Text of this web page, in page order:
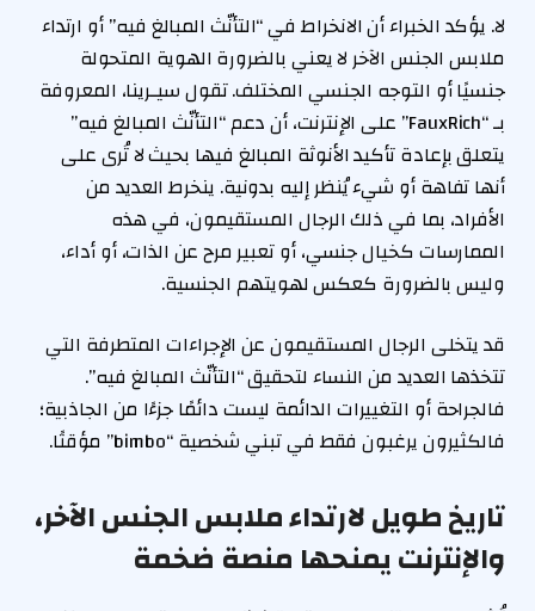
لا. يؤكد الخبراء أن الانخراط في “التأنّث المبالغ فيه” أو ارتداء
ملابس الجنس الآخر لا يعني بالضرورة الهوية المتحولة
جنسيًا أو التوجه الجنسي المختلف. تقول سيـرينا، المعروفة
بـ “FauxRich” على الإنترنت، أن دعم “التأنّث المبالغ فيه”
يتعلق بإعادة تأكيد الأنوثة المبالغ فيها بحيث لا تُرى على
أنها تفاهة أو شيء يُنظر إليه بدونية. ينخرط العديد من
الأفراد، بما في ذلك الرجال المستقيمون، في هذه
الممارسات كخيال جنسي، أو تعبير مرح عن الذات، أو أداء،
وليس بالضرورة كعكس لهويتهم الجنسية.
قد يتخلى الرجال المستقيمون عن الإجراءات المتطرفة التي
تتخذها العديد من النساء لتحقيق “التأنّث المبالغ فيه”.
فالجراحة أو التغييرات الدائمة ليست دائمًا جزءًا من الجاذبية؛
فالكثيرون يرغبون فقط في تبني شخصية “bimbo” مؤقتًا.
تاريخ طويل لارتداء ملابس الجنس الآخر،
والإنترنت يمنحها منصة ضخمة